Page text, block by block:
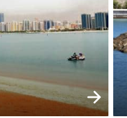
Varaa nyt